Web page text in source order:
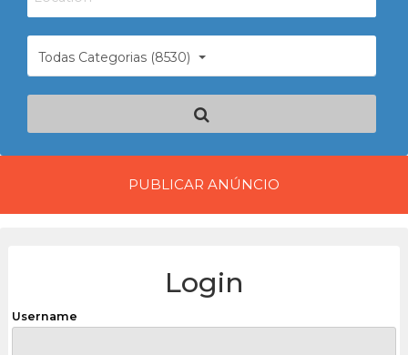
Todas Categorias (8530)
PUBLICAR ANÚNCIO
Login
Username